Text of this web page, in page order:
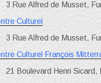
3 Rue Alfred de Musset,
Culturel
3 Rue Alfred de Musset,
Culturel François
21 Boulevard Henri